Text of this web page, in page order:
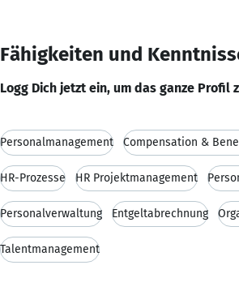
Fähigkeiten und
Logg Dich jetzt ein, um das ganze Profil
Personalmanagement Compensation &
HR-Prozesse HR Projektmanagement
Personalverwaltung Entgeltabrechnung
Talentmanagement